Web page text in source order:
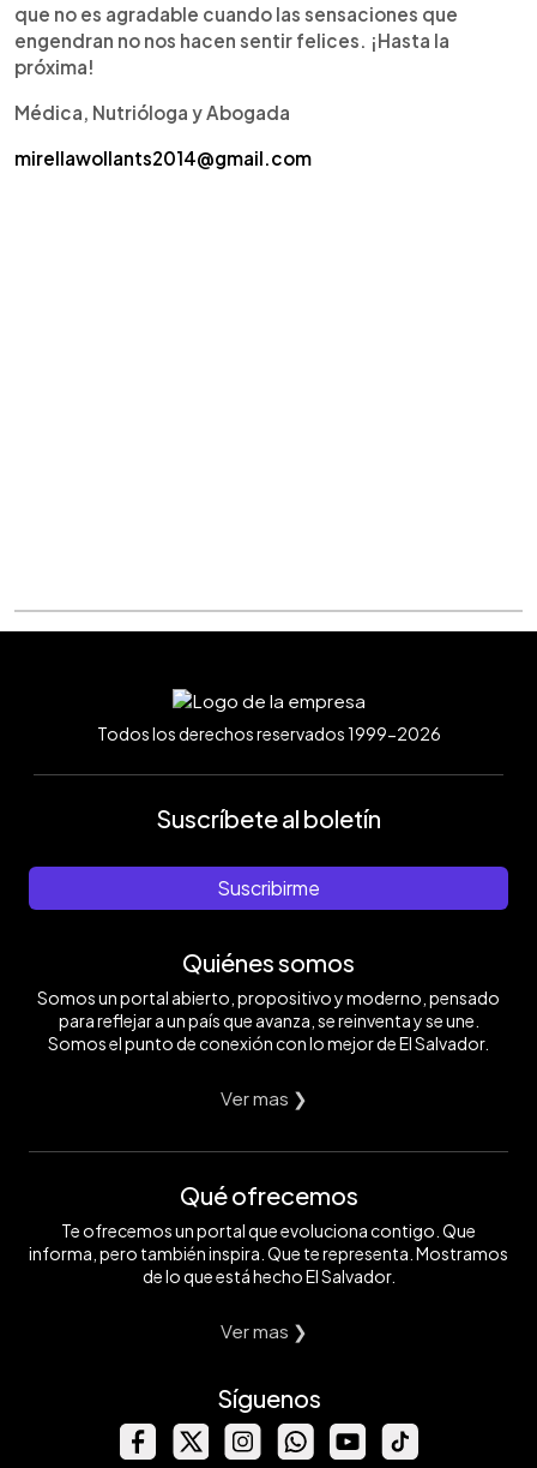
que no es agradable cuando las sensaciones que
engendran no nos hacen sentir felices. ¡Hasta la
próxima!
Médica, Nutrióloga y Abogada
mirellawollants2014@gmail.com
Todos los derechos reservados 1999-2026
Suscríbete al boletín
Suscribirme
Quiénes somos
Somos un portal abierto, propositivo y moderno, pensado
para reflejar a un país que avanza, se reinventa y se une.
Somos el punto de conexión con lo mejor de El Salvador.
Ver mas ❯
Qué ofrecemos
Te ofrecemos un portal que evoluciona contigo. Que
informa, pero también inspira. Que te representa. Mostramos
de lo que está hecho El Salvador.
Ver mas ❯
Síguenos